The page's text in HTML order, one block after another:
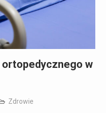
ortopedycznego w
Zdrowie